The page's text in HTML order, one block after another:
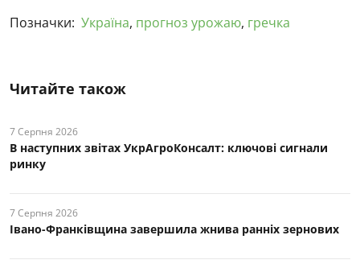
Позначки: Україна, прогноз урожаю, гречка
Читайте також
7 Серпня 2026
В наступних звітах УкрАгроКонсалт: ключові cигнали
ринку
7 Серпня 2026
Івано-Франківщина завершила жнива ранніх зернових